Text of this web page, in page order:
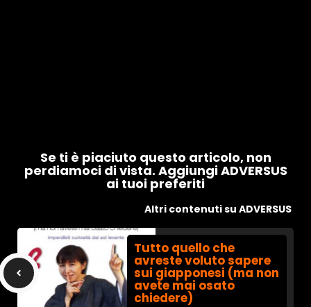
Se ti è piaciuto questo articolo, non
perdiamoci di vista. Aggiungi ADVERSUS
ai tuoi preferiti
Altri contenuti su ADVERSUS
Tutto quello che
avreste voluto sapere
sui giapponesi (ma non
avete mai osato
chiedere)